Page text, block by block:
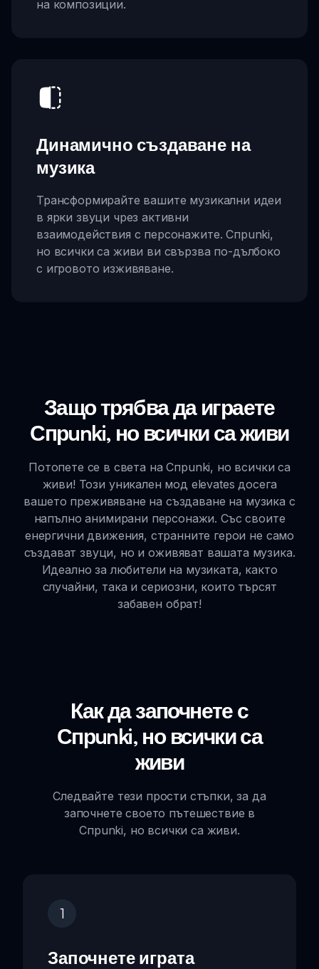
на композиции.
Динамично създаване на
музика
Трансформирайте вашите музикални идеи
в ярки звуци чрез активни
взаимодействия с персонажите. Спрunki,
но всички са живи ви свързва по-дълбоко
с игровото изживяване.
Защо трябва да играете
Спрunki, но всички са живи
Потопете се в света на Спрunki, но всички са
живи! Този уникален мод elevates досега
вашето преживяване на създаване на музика с
напълно анимирани персонажи. Със своите
енергични движения, странните герои не само
създават звуци, но и оживяват вашата музика.
Идеално за любители на музиката, както
случайни, така и сериозни, които търсят
забавен обрат!
Как да започнете с
Спрunki, но всички са
живи
Следвайте тези прости стъпки, за да
започнете своето пътешествие в
Спрunki, но всички са живи.
1
Започнете играта